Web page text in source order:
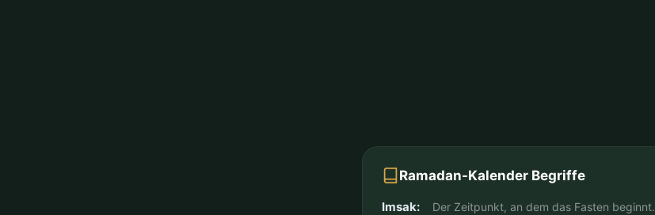
Ramadan-Kalender Begriffe
Imsak:
Der Zeitpunkt, an dem das Fasten beginnt.